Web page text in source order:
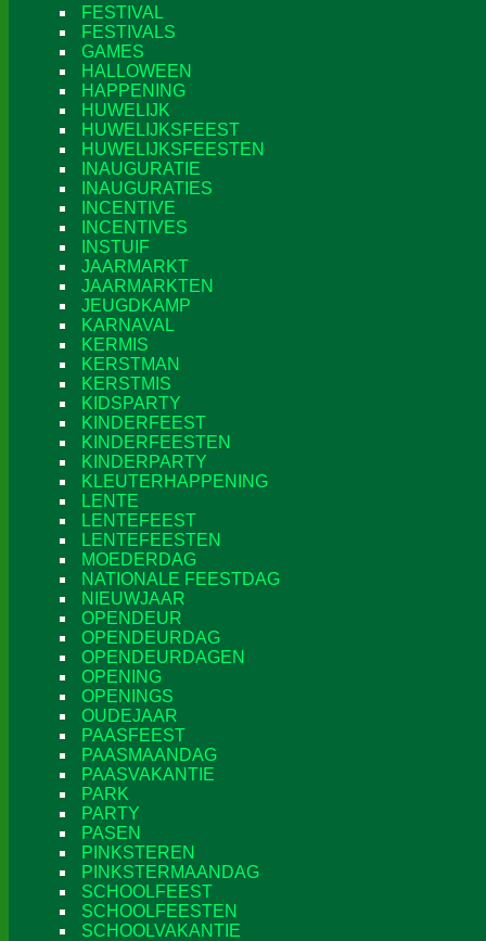
FESTIVAL
FESTIVALS
GAMES
HALLOWEEN
HAPPENING
HUWELIJK
HUWELIJKSFEEST
HUWELIJKSFEESTEN
INAUGURATIE
INAUGURATIES
INCENTIVE
INCENTIVES
INSTUIF
JAARMARKT
JAARMARKTEN
JEUGDKAMP
KARNAVAL
KERMIS
KERSTMAN
KERSTMIS
KIDSPARTY
KINDERFEEST
KINDERFEESTEN
KINDERPARTY
KLEUTERHAPPENING
LENTE
LENTEFEEST
LENTEFEESTEN
MOEDERDAG
NATIONALE FEESTDAG
NIEUWJAAR
OPENDEUR
OPENDEURDAG
OPENDEURDAGEN
OPENING
OPENINGS
OUDEJAAR
PAASFEEST
PAASMAANDAG
PAASVAKANTIE
PARK
PARTY
PASEN
PINKSTEREN
PINKSTERMAANDAG
SCHOOLFEEST
SCHOOLFEESTEN
SCHOOLVAKANTIE